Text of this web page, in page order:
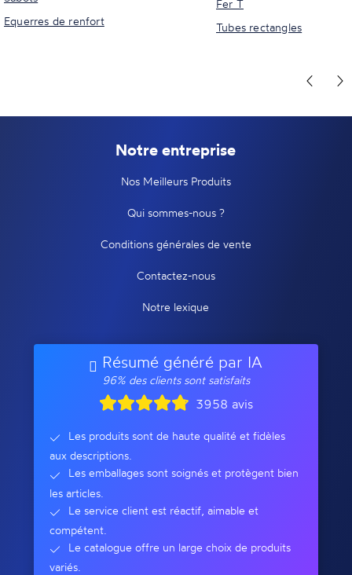
Equerres de renfort
Fer T
Tubes rectangles
Notre entreprise
Nos Meilleurs Produits
Qui sommes-nous ?
Conditions générales de vente
Contactez-nous
Notre lexique
Résumé généré par IA
96% des clients sont satisfaits
3958 avis
Les produits sont de haute qualité et fidèles
aux descriptions.
Les emballages sont soignés et protègent bien
les articles.
Le service client est réactif, aimable et
compétent.
Le catalogue offre un large choix de produits
variés.